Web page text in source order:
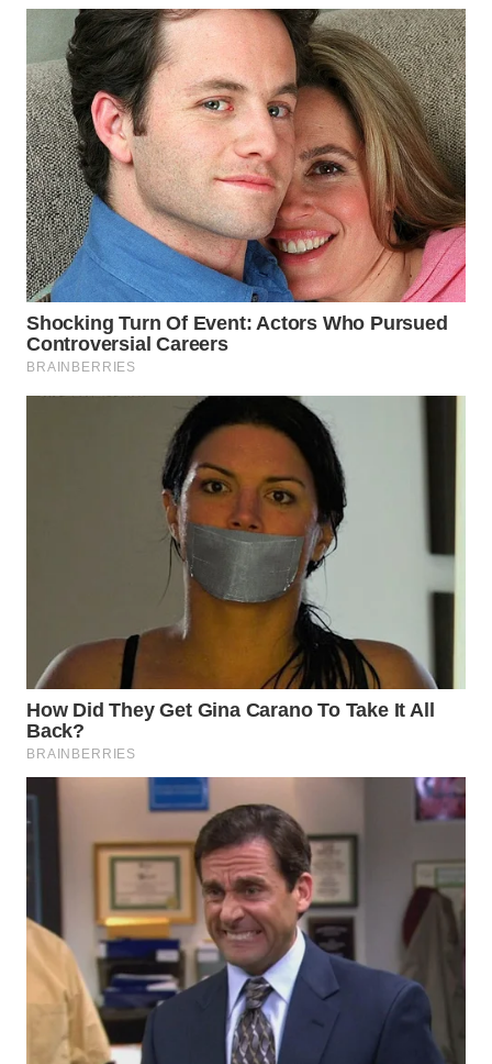
WN
PADANG
LAWAS
WN
SUMEDANG
WN
CIANJUR
WN
KEPULAUAN
SERIBU
INDRAMAYU
WN
KUNINGAN
MAJALENGKA
SUBANG
WN
SUKABUMI